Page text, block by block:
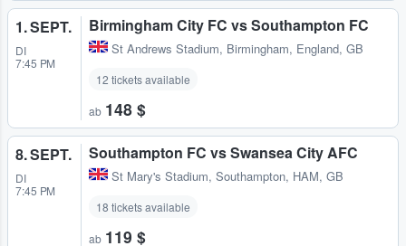
1. SEPT.
DI
7:45 PM
Birmingham City FC vs Southampton FC
St Andrews Stadium, Birmingham, England, GB
12 tickets available
ab 148 $
8. SEPT.
DI
7:45 PM
Southampton FC vs Swansea City AFC
St Mary's Stadium, Southampton, HAM, GB
18 tickets available
ab 119 $